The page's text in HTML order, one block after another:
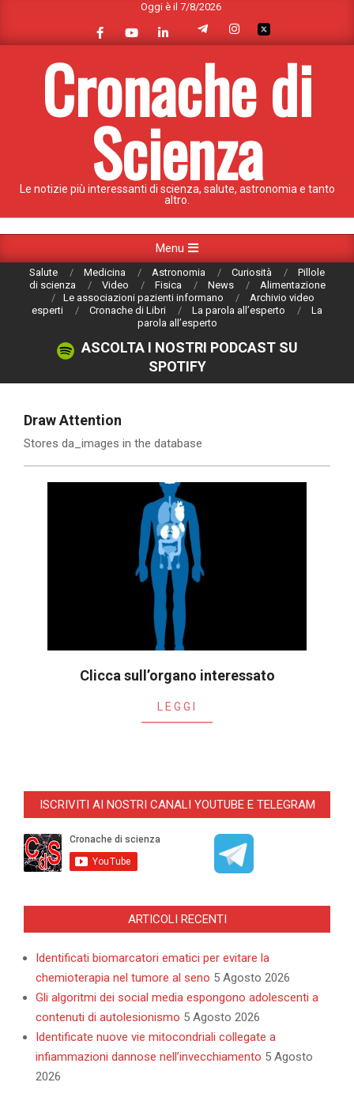
content
Oggi è il 7/8/2026
Cronache di
Scienza
Le notizie più interessanti di scienza, salute, astronomia e tanto
altro.
Navigation
Menu
Salute Medicina Astronomia Curiosità
Pillole
di scienza
Video Fisica News
Alimentazione
Le associazioni pazienti informano
Archivio video
esperti
Cronache di Libri La parola all’esperto
La
parola all’esperto
ASCOLTA I NOSTRI PODCAST SU
SPOTIFY
Draw Attention
Stores da_images in the database
Clicca sull’organo interessato
LEGGI
ISCRIVITI AI NOSTRI CANALI YOUTUBE E TELEGRAM
ARTICOLI RECENTI
Identificati biomarcatori ematici per evitare la
chemioterapia nel tumore al seno 5 Agosto 2026
Gli algoritmi dei social media espongono adolescenti a
contenuti di autolesionismo 5 Agosto 2026
Identificate nuove vie mitocondriali collegate a
infiammazioni dannose nell’invecchiamento 5 Agosto
2026